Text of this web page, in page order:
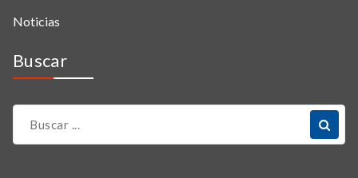
Noticias
Buscar